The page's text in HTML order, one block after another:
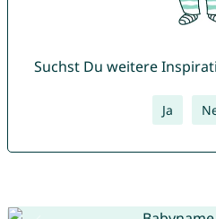
Suchst Du weitere
Ja